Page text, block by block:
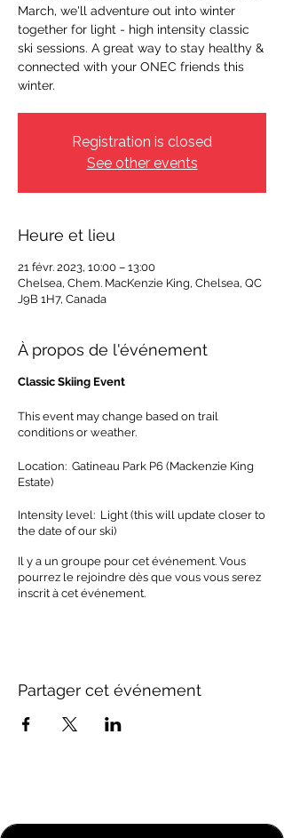
March, we'll adventure out into winter
together for light - high intensity classic
ski sessions. A great way to stay healthy &
connected with your ONEC friends this
winter.
Registration is closed
See other events
Heure et lieu
21 févr. 2023, 10:00 – 13:00
Chelsea, Chem. MacKenzie King, Chelsea, QC
J9B 1H7, Canada
À propos de l'événement
Classic Skiing Event
This event may change based on trail
conditions or weather.
Location: Gatineau Park P6 (Mackenzie King
Estate)
Intensity level: Light (this will update closer to
the date of our ski)
In order to run: Minimum 1 participant.
Maximum 10.
Il y a un groupe pour cet événement. Vous
pourrez le rejoindre dès que vous vous serez
inscrit à cet événement.
Partager cet événement